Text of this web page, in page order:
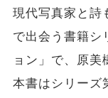
現代写真家と詩
で出会う書籍シ
ョン」で、原美
本書はシリーズ